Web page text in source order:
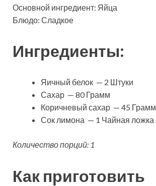
Основной ингредиент: Яйца
Блюдо: Сладкое
Ингредиенты:
Яичный белок — 2 Штуки
Сахар — 80 Грамм
Коричневый сахар — 45 Грамм
Сок лимона — 1 Чайная ложка
Количество порций: 1
Как приготовить